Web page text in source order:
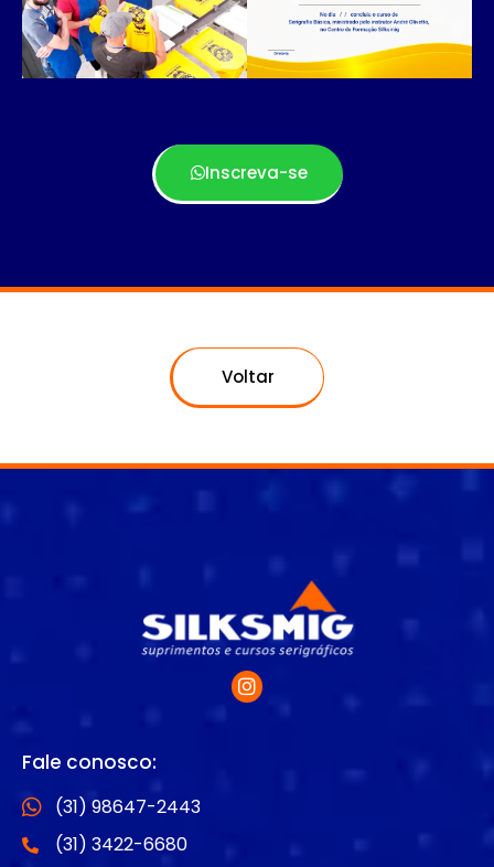
Inscreva-se
Voltar
Fale conosco:
(31) 98647-2443
(31) 3422-6680